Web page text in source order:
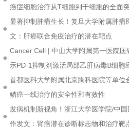
癌症细胞治疗从T细胞到干细胞的全面
显著抑制肿瘤生长！复旦大学附属肿瘤
文：肝癌联合免疫治疗的潜在靶点
Cancer Cell | 中山大学附属第一医院
示PD-1抑制剂激活局部乙肝病毒B细胞
首都医科大学附属北京胸科医院等单位
鳞癌一线治疗的安全性和有效性
发病机制新视角！浙江大学医学院/中
作发文：肾癌潜在诊断标志物和治疗靶